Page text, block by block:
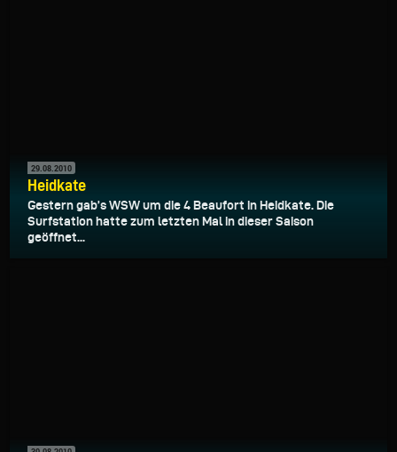
29.08.2010
Heidkate
Gestern gab’s WSW um die 4 Beaufort in Heidkate. Die
Surfstation hatte zum letzten Mal in dieser Saison
geöffnet...